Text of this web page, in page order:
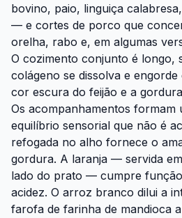
bovino, paio, linguiça
— e cortes de porco que
orelha, rabo e, em algumas
O cozimento conjunto é longo,
colágeno se dissolva e
cor escura do feijão e a
Os acompanhamentos formam
equilíbrio sensorial que não é
refogada no alho fornece o
gordura. A laranja — servida
lado do prato — cumpre
acidez. O arroz branco dilui a
farofa de farinha de mandioca